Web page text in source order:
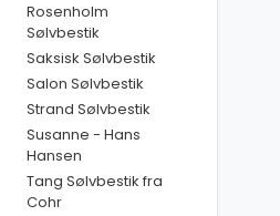
Rosenholm
Sølvbestik
Saksisk Sølvbestik
Salon Sølvbestik
Strand Sølvbestik
Susanne - Hans
Hansen
Tang Sølvbestik fra
Cohr